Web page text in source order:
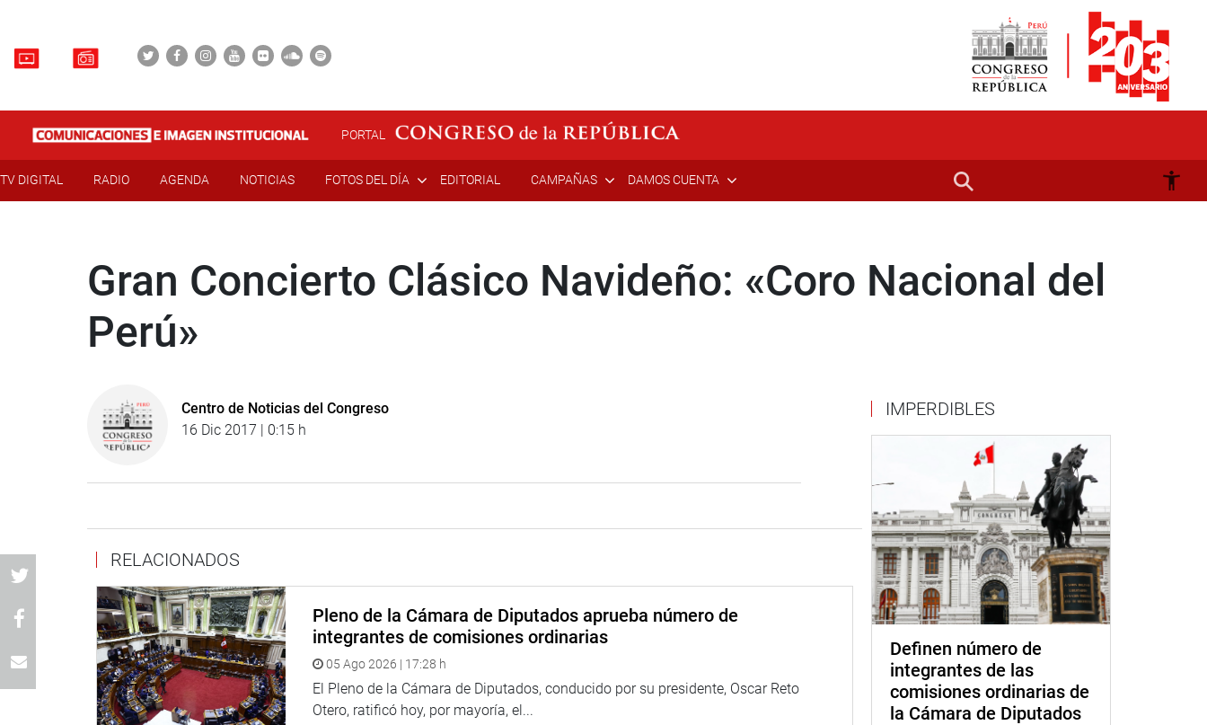
PORTAL
TV DIGITAL RADIO AGENDA NOTICIAS FOTOS DEL DÍA EDITORIAL CAMPAÑAS DAMOS CUENTA
Gran Concierto Clásico Navideño: «Coro Nacional del
Perú»
Centro de Noticias del Congreso
16 Dic 2017 | 0:15 h
RELACIONADOS
Pleno de la Cámara de Diputados aprueba número de
integrantes de comisiones ordinarias
05 Ago 2026 | 17:28 h
El Pleno de la Cámara de Diputados, conducido por su presidente, Oscar Reto
Otero, ratificó hoy, por mayoría, el...
IMPERDIBLES
Definen número de
integrantes de las
comisiones ordinarias de
la Cámara de Diputados